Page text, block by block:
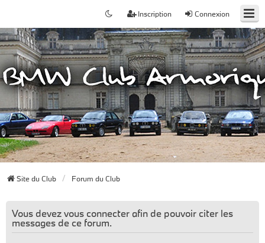
Connexion
Inscription
Site du Club Forum du Club
Vous devez vous connecter afin de pouvoir citer les
messages de ce forum.